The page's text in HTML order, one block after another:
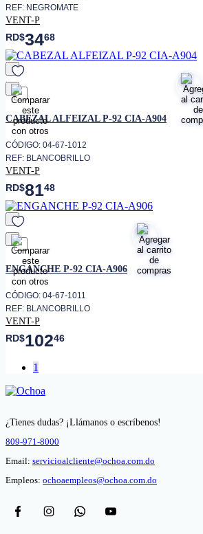
REF: NEGROMATE
VENT-P
RD$3468
favorito
CABEZAL ALFEIZAL P-92 CIA-A904
CÓDIGO: 04-67-1012
REF: BLANCOBRILLO
VENT-P
RD$8148
favorito
ENGANCHE P-92 CIA-A906
CÓDIGO: 04-67-1011
REF: BLANCOBRILLO
VENT-P
RD$10246
1
¿Tienes dudas? ¡Llámanos o escríbenos!
809-971-8000
Email: servicioalcliente@ochoa.com.do
Empleos: ochoaempleos@ochoa.com.do